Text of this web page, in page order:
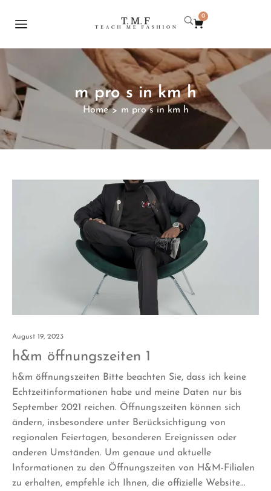
0
m pro s in km h
Home > m pro s in km h
August 19, 2023
h&m öffnungszeiten 1
h&m öffnungszeiten Bitte beachten Sie, dass ich keine
Echtzeitinformationen habe und meine Daten nur bis
September 2021 reichen. Öffnungszeiten können sich
ändern, insbesondere unter Berücksichtigung von
regionalen Feiertagen, besonderen Ereignissen oder
anderen Umständen. Um genaue und aktuelle
Informationen zu den Öffnungszeiten von H&M-Filialen
zu erhalten, empfehle ich Ihnen, die offizielle Website…